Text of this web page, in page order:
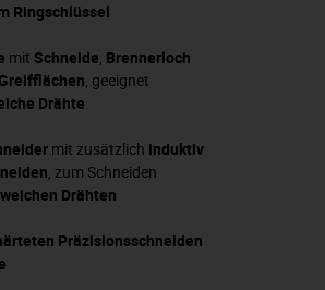
Ringschlüssel
mit Schneide, Brennerloch
Greifflächen, geeignet
Drähte
mit zusätzlich induktiv
, zum Schneiden
Drähten
Präzisionsschneiden